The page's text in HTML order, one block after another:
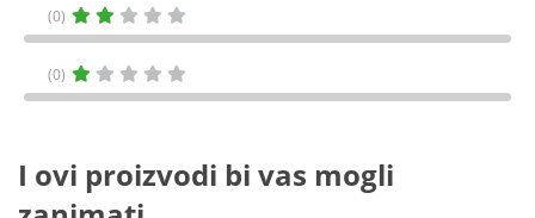
(0)
(0)
I ovi proizvodi bi vas mogli